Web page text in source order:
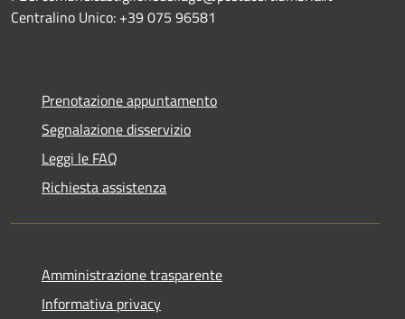
Centralino Unico: +39 075 96581
Prenotazione appuntamento
Segnalazione disservizio
Leggi le FAQ
Richiesta assistenza
Amministrazione trasparente
Informativa privacy